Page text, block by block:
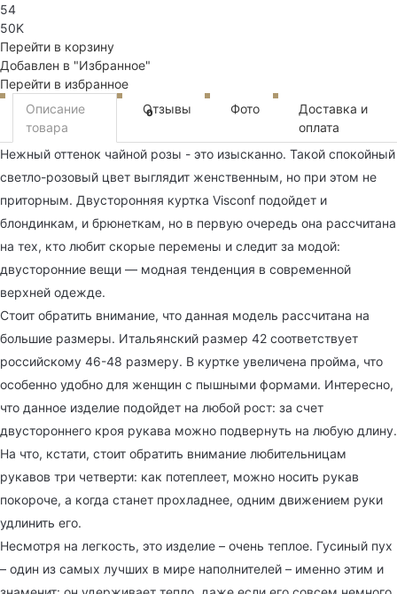
54
50K
Перейти в корзину
Добавлен в "Избранное"
Перейти в избранное
Описание
товара
Отзывы
0 Фото
Доставка и
оплата
Нежный оттенок чайной розы - это изысканно. Такой спокойный
светло-розовый цвет выглядит женственным, но при этом не
приторным. Двусторонняя куртка Visconf подойдет и
блондинкам, и брюнеткам, но в первую очередь она рассчитана
на тех, кто любит скорые перемены и следит за модой:
двусторонние вещи — модная тенденция в современной
верхней одежде.
Стоит обратить внимание, что данная модель рассчитана на
большие размеры. Итальянский размер 42 соответствует
российскому 46-48 размеру. В куртке увеличена пройма, что
особенно удобно для женщин с пышными формами. Интересно,
что данное изделие подойдет на любой рост: за счет
двустороннего кроя рукава можно подвернуть на любую длину.
На что, кстати, стоит обратить внимание любительницам
рукавов три четверти: как потеплеет, можно носить рукав
покороче, а когда станет прохладнее, одним движением руки
удлинить его.
Несмотря на легкость, это изделие – очень теплое. Гусиный пух
– один из самых лучших в мире наполнителей – именно этим и